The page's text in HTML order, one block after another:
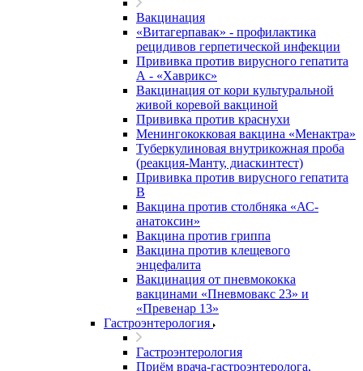
Вакцинация
«Витагерпавак» - профилактика
рецидивов герпетической инфекции
Прививка против вирусного гепатита
А - «Хаврикс»
Вакцинация от кори культуральной
живой коревой вакциной
Прививка против краснухи
Менингококковая вакцина «Менактра»
Туберкулиновая внутрикожная проба
(реакция-Манту, диаскинтест)
Прививка против вирусного гепатита
В
Вакцина против столбняка «АС-
анатоксин»
Вакцина против гриппа
Вакцина против клещевого
энцефалита
Вакцинация от пневмококка
вакцинами «Пневмовакс 23» и
«Превенар 13»
Гастроэнтерология
Гастроэнтерология
Приём врача-гастроэнтеролога,